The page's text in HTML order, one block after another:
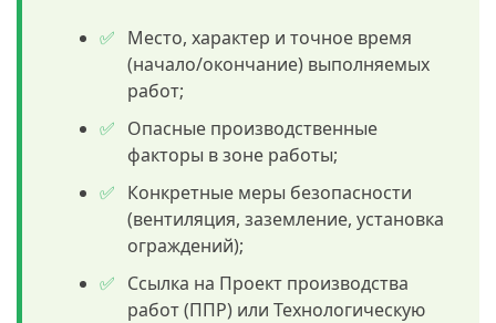
Место, характер и точное время
(начало/окончание) выполняемых
работ;
Опасные производственные
факторы в зоне работы;
Конкретные меры безопасности
(вентиляция, заземление, установка
ограждений);
Ссылка на Проект производства
работ (ППР) или Технологическую